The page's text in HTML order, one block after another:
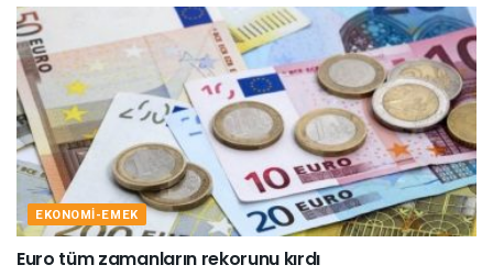
EKONOMI-EMEK
Euro tüm zamanların rekorunu kırdı